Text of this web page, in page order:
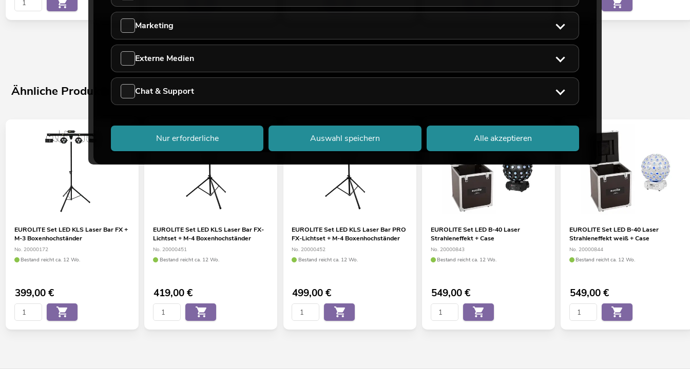
Ähnliche Produkte
EUROLITE Set LED KLS Laser Bar FX +
M-3 Boxenhochständer
No. 20000172
Bestand reicht ca. 12 Wo.
399,00€
EUROLITE Set LED KLS Laser Bar FX-
Lichtset + M-4 Boxenhochständer
No. 20000451
Bestand reicht ca. 12 Wo.
419,00€
EUROLITE Set LED KLS Laser Bar PRO
FX-Lichtset + M-4 Boxenhochständer
No. 20000452
Bestand reicht ca. 12 Wo.
499,00€
EUROLITE Set LED B-40 Laser
Strahleneffekt + Case
No. 20000843
Bestand reicht ca. 12 Wo.
549,00€
EUROLITE Set LED B-40 Laser
Strahleneffekt weiß + Case
No. 20000844
Bestand reicht ca. 12 Wo.
549,00€
Marketing
Externe Medien
Chat & Support
Nur erforderliche Auswahl speichern Alle akzeptieren